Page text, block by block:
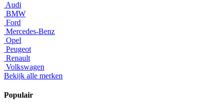
Audi
BMW
Ford
Mercedes-Benz
Opel
Peugeot
Renault
Volkswagen
Bekijk alle merken
Populair